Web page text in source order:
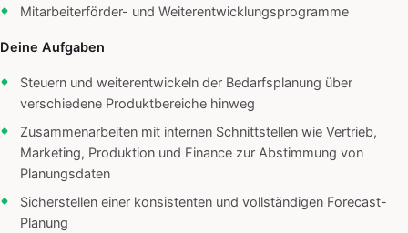
Mitarbeiterförder- und Weiterentwicklungsprogramme
Deine Aufgaben
Steuern und weiterentwickeln der Bedarfsplanung über
verschiedene Produktbereiche hinweg
Zusammenarbeiten mit internen Schnittstellen wie Vertrieb,
Marketing, Produktion und Finance zur Abstimmung von
Planungsdaten
Sicherstellen einer konsistenten und vollständigen Forecast-
Planung